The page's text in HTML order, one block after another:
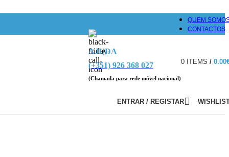
QUEM
CONTACTOS
AJUDA
(+351) 926 368 027
(Chamada para rede móvel nacional)
0 ITEMS / 0.00
ENTRAR / REGISTAR